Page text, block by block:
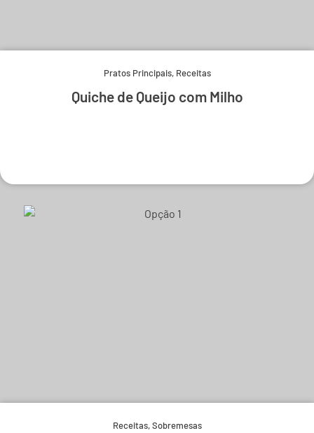
Pratos Principais, Receitas
Quiche de Queijo com Milho
Receitas,Sobremesas